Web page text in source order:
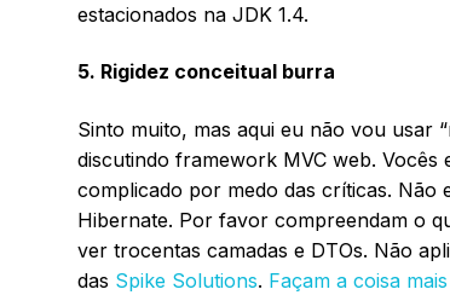
estacionados na JDK 1.4.
5. Rigidez conceitual burra
Sinto muito, mas aqui eu não vou usar
discutindo framework MVC web. Vocês
complicado por medo das críticas. Não
Hibernate. Por favor compreendam o
ver trocentas camadas e DTOs. Não
das Spike Solutions. Façam a coisa